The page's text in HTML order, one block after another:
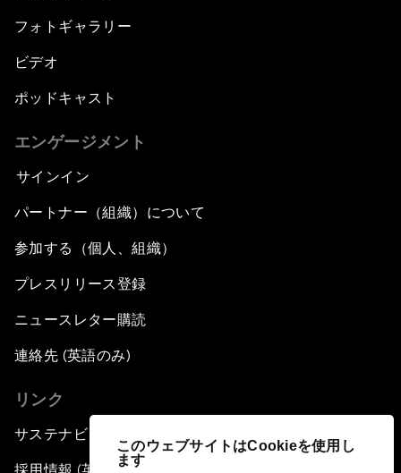
このウェブサイトはCookieを使用し
ます
フォトギャラリー
ビデオ
ポッドキャスト
エンゲージメント
サインイン
パートナー（組織）について
参加する（個人、組織）
プレスリリース登録
ニュースレター購読
連絡先 (英語のみ)
リンク
サステナビリティへの取り組み